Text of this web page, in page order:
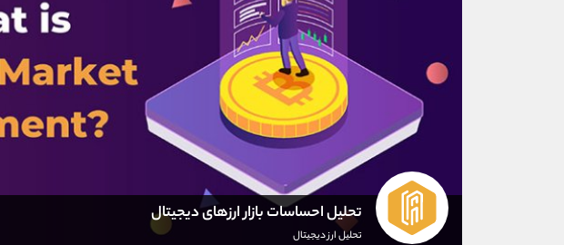
تحلیل احساسات بازار ارزهای دیجیتال
تحلیل ارز دیجیتال